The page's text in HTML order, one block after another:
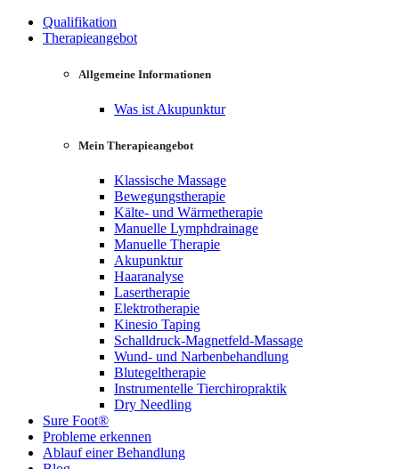
Qualifikation
Therapieangebot
Allgemeine Informationen
Was ist Akupunktur
Mein Therapieangebot
Klassische Massage
Bewegungstherapie
Kälte- und Wärmetherapie
Manuelle Lymphdrainage
Manuelle Therapie
Akupunktur
Haaranalyse
Lasertherapie
Elektrotherapie
Kinesio Taping
Schalldruck-Magnetfeld-Massage
Wund- und Narbenbehandlung
Blutegeltherapie
Instrumentelle Tierchiropraktik
Dry Needling
Sure Foot®
Probleme erkennen
Ablauf einer Behandlung